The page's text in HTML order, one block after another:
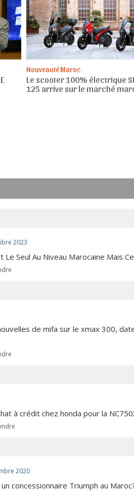
Nouveauté Maroc
Le scooter 100% électrique
125 arrive sur le marché
2023
Le Seul Au Niveau Marocaine Mais
de mifa sur le xmax 300,
à crédit chez honda pour la
2020
concessionnaire Triumph au